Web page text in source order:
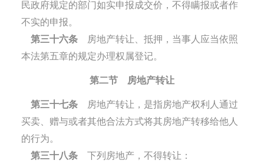
民政府规定的部门如实申报成交价，不得瞒报或者作
不实的申报。
第三十六条房地产转让、抵押，当事人应当依照
本法第五章的规定办理权属登记。
第二节 房地产转让
第三十七条房地产转让，是指房地产权利人通过
买卖、赠与或者其他合法方式将其房地产转移给他人
的行为。
第三十八条下列房地产，不得转让：